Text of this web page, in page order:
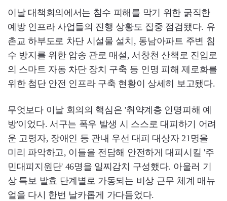
이날 대책회의에서는 침수 피해를 막기 위한 굵직한
예방 인프라 사업들의 진행 상황도 집중 점검됐다. 유
촌교 하부도로 차단 시설물 설치, 동남아파트 주변 침
수 방지를 위한 압송 관로 매설, 서창천 산책로 진입로
의 스마트 자동 차단 장치 구축 등 인명 피해 제로화를
위한 첨단 안전 인프라 구축 현황이 상세히 보고됐다.
무엇보다 이날 회의의 핵심은 '취약계층 인명피해 예
방'이었다. 서구는 폭우 발생 시 스스로 대피하기 어려
운 고령자, 장애인 등 관내 우선 대피 대상자 21명을
미리 파악하고, 이들을 전담해 안전하게 대피시킬 '주
민대피지원단' 46명을 일찌감치 구성했다. 아울러 기
상 특보 발효 단계별로 가동되는 비상 근무 체계 매뉴
얼을 다시 한번 날카롭게 가다듬었다.